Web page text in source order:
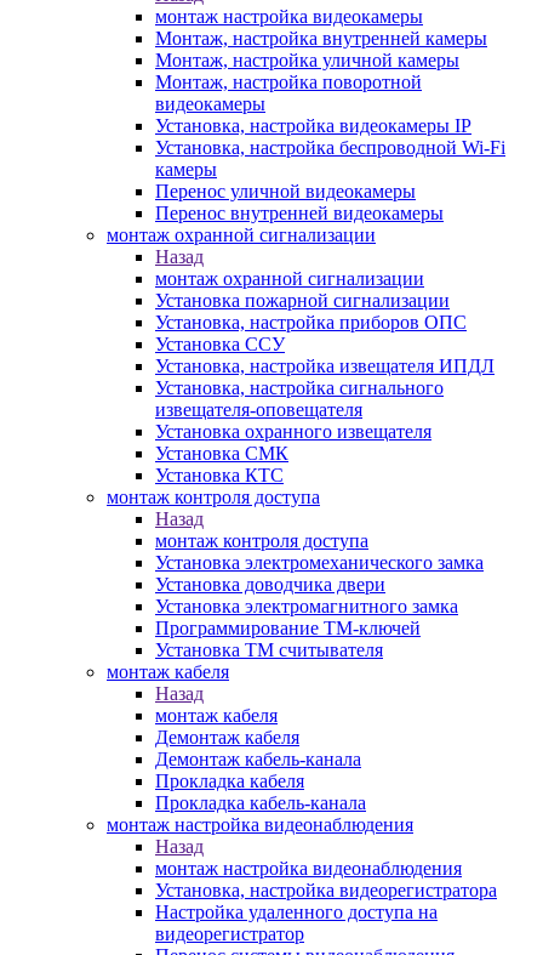
монтаж настройка видеокамеры
Монтаж, настройка внутренней камеры
Монтаж, настройка уличной камеры
Монтаж, настройка поворотной
видеокамеры
Установка, настройка видеокамеры IP
Установка, настройка беспроводной Wi-Fi
камеры
Перенос уличной видеокамеры
Перенос внутренней видеокамеры
монтаж охранной сигнализации
Назад
монтаж охранной сигнализации
Установка пожарной сигнализации
Установка, настройка приборов ОПС
Установка ССУ
Установка, настройка извещателя ИПДЛ
Установка, настройка сигнального
извещателя-оповещателя
Установка охранного извещателя
Установка СМК
Установка КТС
монтаж контроля доступа
Назад
монтаж контроля доступа
Установка электромеханического замка
Установка доводчика двери
Установка электромагнитного замка
Программирование ТМ-ключей
Установка ТМ считывателя
монтаж кабеля
Назад
монтаж кабеля
Демонтаж кабеля
Демонтаж кабель-канала
Прокладка кабеля
Прокладка кабель-канала
монтаж настройка видеонаблюдения
Назад
монтаж настройка видеонаблюдения
Установка, настройка видеорегистратора
Настройка удаленного доступа на
видеорегистратор